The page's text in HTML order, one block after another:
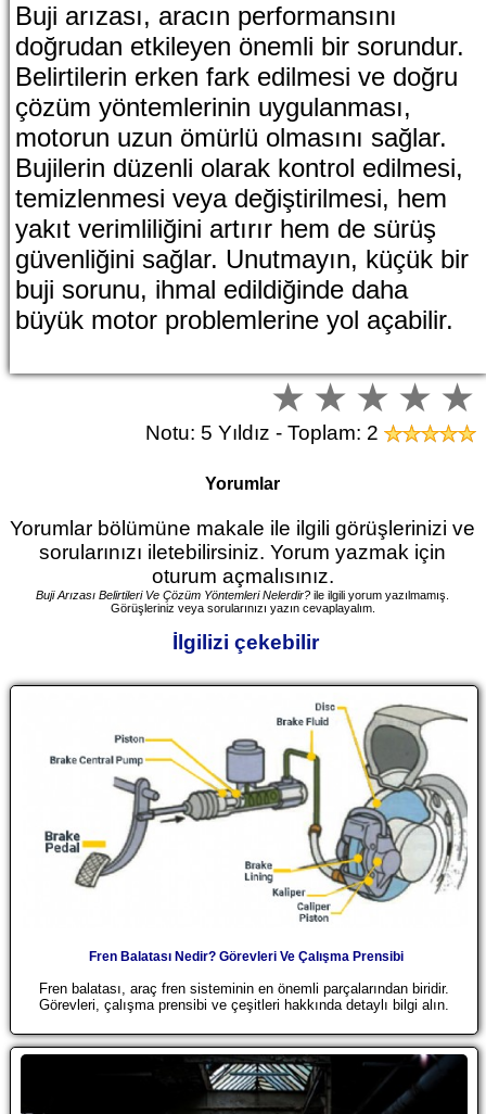
Buji arızası, aracın performansını
doğrudan etkileyen önemli bir sorundur.
Belirtilerin erken fark edilmesi ve doğru
çözüm yöntemlerinin uygulanması,
motorun uzun ömürlü olmasını sağlar.
Bujilerin düzenli olarak kontrol edilmesi,
temizlenmesi veya değiştirilmesi, hem
yakıt verimliliğini artırır hem de sürüş
güvenliğini sağlar. Unutmayın, küçük bir
buji sorunu, ihmal edildiğinde daha
büyük motor problemlerine yol açabilir.
Notu: 5 Yıldız - Toplam: 2
Yorumlar
Yorumlar bölümüne makale ile ilgili görüşlerinizi ve
sorularınızı iletebilirsiniz. Yorum yazmak için
oturum açmalısınız.
Buji Arızası Belirtileri Ve Çözüm Yöntemleri Nelerdir? ile ilgili yorum yazılmamış.
Görüşleriniz veya sorularınızı yazın cevaplayalım.
İlgilizi çekebilir
Fren Balatası Nedir? Görevleri Ve Çalışma Prensibi
Fren balatası, araç fren sisteminin en önemli parçalarından biridir.
Görevleri, çalışma prensibi ve çeşitleri hakkında detaylı bilgi alın.